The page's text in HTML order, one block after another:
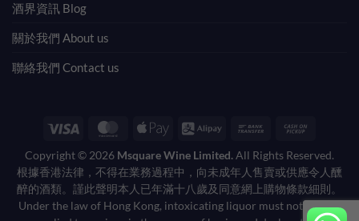
酒界資訊 Blog
關於我們 About us
聯絡我們 Contact us
Visa MasterCardApple
Alipay
Bank
Pickup
Copyright © 2026 Msquare Wine Limited.All Rights Reserved.
根據香港法律，不得在業務過程中，向未成年人售賣或供應令人醺
醉的酒類。謹此聲明本人已年滿十八歲及同意網上購物條款細則。
Under the law of Hong Kong, intoxicating liquor must not be sold